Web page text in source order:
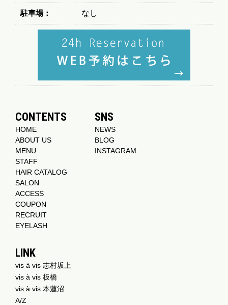
駐車場： なし
CONTENTS
HOME
ABOUT US
MENU
STAFF
HAIR CATALOG
SALON
ACCESS
COUPON
RECRUIT
EYELASH
SNS
NEWS
BLOG
INSTAGRAM
LINK
vis à vis 志村坂上
vis à vis 板橋
vis à vis 本蓮沼
A/Z